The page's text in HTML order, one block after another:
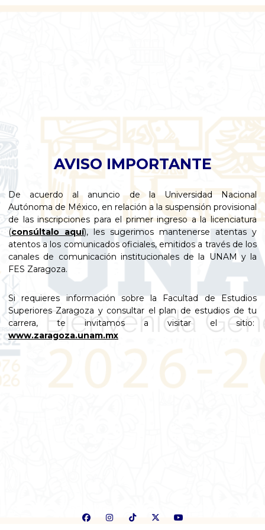
AVISO IMPORTANTE
De acuerdo al anuncio de la Universidad Nacional
Autónoma de México, en relación a la suspensión provisional
de las inscripciones para el primer ingreso a la licenciatura
(consúltalo aquí), les sugerimos mantenerse atentas y
atentos a los comunicados oficiales, emitidos a través de los
canales de comunicación institucionales de la UNAM y la
FES Zaragoza.
Si requieres información sobre la Facultad de Estudios
Superiores Zaragoza y consultar el plan de estudios de tu
carrera, te invitamos a visitar el sitio:
www.zaragoza.unam.mx